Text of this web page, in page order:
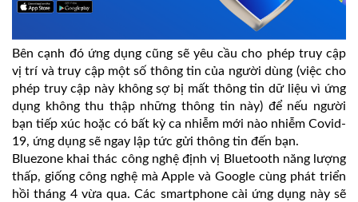
Bên cạnh đó ứng dụng cũng sẽ yêu cầu cho phép truy cập
vị trí và truy cập một số thông tin của người dùng (việc cho
phép truy cập này không sợ bị mất thông tin dữ liệu vì ứng
dụng không thu thập những thông tin này) để nếu người
bạn tiếp xúc hoặc có bất kỳ ca nhiễm mới nào nhiễm Covid-
19, ứng dụng sẽ ngay lập tức gửi thông tin đến bạn.
Bluezone khai thác công nghệ định vị Bluetooth năng lượng
thấp, giống công nghệ mà Apple và Google cùng phát triển
hồi tháng 4 vừa qua. Các smartphone cài ứng dụng này sẽ